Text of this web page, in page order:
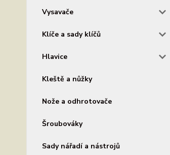
Vysavače
Klíče a sady klíčů
Hlavice
Kleště a nůžky
Nože a odhrotovače
Šroubováky
Sady nářadí a nástrojů